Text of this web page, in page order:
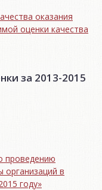
оказания
оценки качества
за 2013-2015
проведению
организаций в
году»